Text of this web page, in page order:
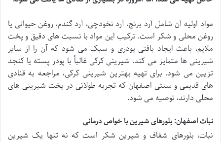
مواد اولیه آن شامل آرد برنج، آرد نخودچی، آرد گندم، روغن حیوانی یا
روغن محلی و شکر است. ترکیب این مواد با نسبت های دقیق و پخت
ملایم، باعث ایجاد بافتی پودری و سبک می شود که آن را از سایر
شیرینی ها متمایز می کند. شیرینی کرکی غالباً با پودر پسته یا کنجد
تزیین می شود. برای تهیه بهترین شیرینی کرکی، مراجعه به قنادی
های قدیمی و سنتی اصفهان که تجربه طولانی در پخت شیرینی های
محلی دارند، توصیه می شود.
نبات اصفهان: بلورهای شیرین با خواص درمانی
نبات، بلورهای شفاف و شیرین شکر است که نه تنها یک شیرین